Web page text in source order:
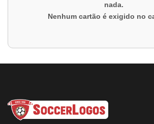
nada.
Nenhum cartão é exigido no